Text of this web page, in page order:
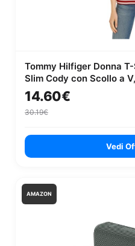
Tommy Hilfiger Donna
Slim Cody con Scollo a
STP/Dark Magma/Ecru),
14.60€
30.19€
Vedi
AMAZON